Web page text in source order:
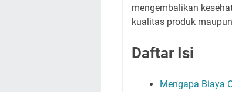
mengembalikan
kualitas produk
Daftar Isi
Mengapa Biaya